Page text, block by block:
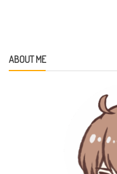
ABOUT ME